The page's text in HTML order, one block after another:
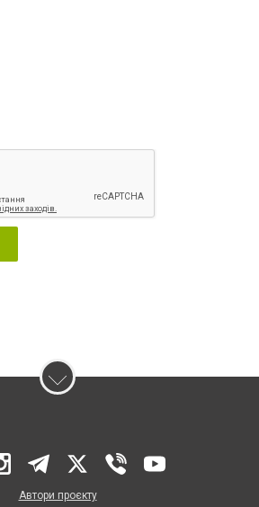
Автори проєкту